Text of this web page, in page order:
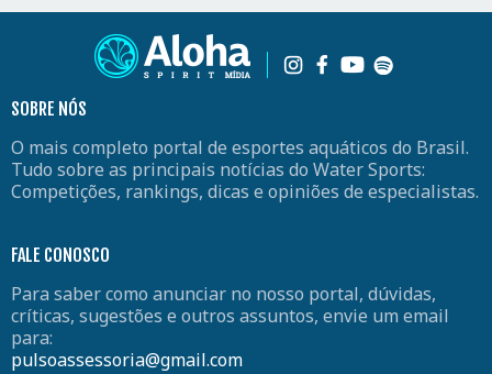
SOBRE NÓS
O mais completo portal de esportes aquáticos do Brasil.
Tudo sobre as principais notícias do Water Sports:
Competições, rankings, dicas e opiniões de especialistas.
FALE CONOSCO
Para saber como anunciar no nosso portal, dúvidas,
críticas, sugestões e outros assuntos, envie um email
para:
pulsoassessoria@gmail.com